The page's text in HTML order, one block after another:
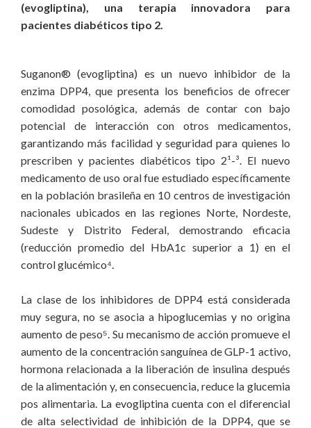
(evogliptina), una terapia innovadora para
pacientes diabéticos tipo 2.
Suganon® (evogliptina) es un nuevo inhibidor de la
enzima DPP4, que presenta los beneficios de ofrecer
comodidad posológica, además de contar con bajo
potencial de interacción con otros medicamentos,
garantizando más facilidad y seguridad para quienes lo
prescriben y pacientes diabéticos tipo 2¹-³. El nuevo
medicamento de uso oral fue estudiado específicamente
en la población brasileña en 10 centros de investigación
nacionales ubicados en las regiones Norte, Nordeste,
Sudeste y Distrito Federal, demostrando eficacia
(reducción promedio del HbA1c superior a 1) en el
control glucémico⁴.
La clase de los inhibidores de DPP4 está considerada
muy segura, no se asocia a hipoglucemias y no origina
aumento de peso⁵. Su mecanismo de acción promueve el
aumento de la concentración sanguínea de GLP-1 activo,
hormona relacionada a la liberación de insulina después
de la alimentación y, en consecuencia, reduce la glucemia
pos alimentaria. La evogliptina cuenta con el diferencial
de alta selectividad de inhibición de la DPP4, que se